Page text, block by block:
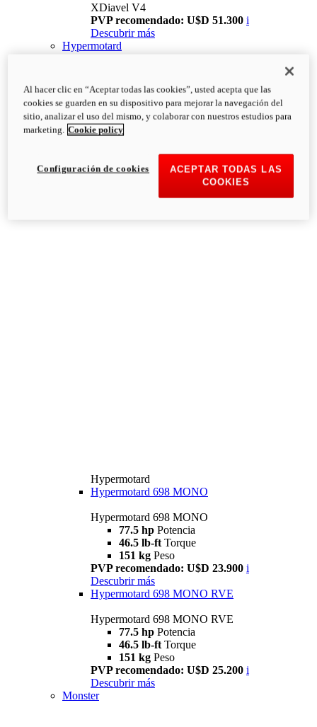
XDiavel V4
PVP recomendado: U$D 51.300 i
Descubrir más
Hypermotard
Hypermotard
Hypermotard 698 MONO
Hypermotard 698 MONO
77.5 hp Potencia
46.5 lb-ft Torque
151 kg Peso
PVP recomendado: U$D 23.900 i
Descubrir más
Hypermotard 698 MONO RVE
Hypermotard 698 MONO RVE
77.5 hp Potencia
46.5 lb-ft Torque
151 kg Peso
PVP recomendado: U$D 25.200 i
Descubrir más
Monster
Al hacer clic en “Aceptar todas las cookies”, usted acepta que las
cookies se guarden en su dispositivo para mejorar la navegación del
sitio, analizar el uso del mismo, y colaborar con nuestros estudios para
marketing. Cookie policy
ACEPTAR TODAS LAS
COOKIES
Configuración de cookies